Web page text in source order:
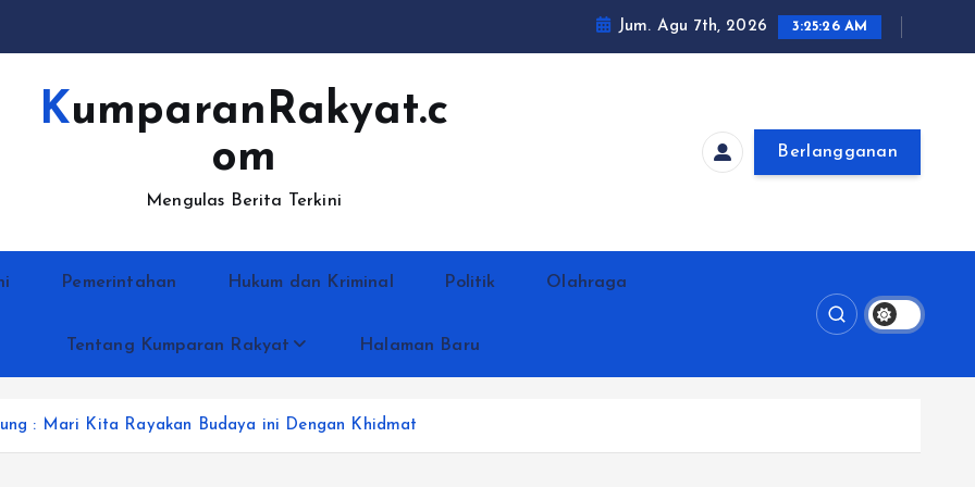
Jum. Agu 7th, 2026 3:25:27 AM
KumparanRakyat.c
om
Mengulas Berita Terkini
Berlangganan
Pemerintahan Hukum dan Kriminal Politik Olahraga
Tentang Kumparan Rakyat Halaman Baru
: Mari Kita Rayakan Budaya ini Dengan Khidmat